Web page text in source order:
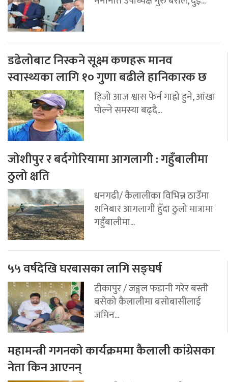
डढेलोबाट निस्कने सूक्ष्म कणहरू मानव
स्वास्थ्यका लागि १० गुणा बढीले हानिकारक छ
हिजो आज श्वास फेर्न गाह्रो हुने, आंखा
पोल्ने समस्या बढ्दै...
जोशीपुर र बर्दगोरियामा आगलागी : गहुँबालीमा
ठुलो क्षति
धनगढी/ कैलालीका विभिन्न ठाउँमा
शनिबार आगलागी हुँदा ठुलो मात्रामा
गहुँबालीमा...
५५ वर्षदेखि घरबासका लागि सङ्घर्ष
टीकापुर / जङ्गल फडानी गरेर बस्ती
बसेको कैलालीमा बसोबासीलाई
जमिन...
महामन्त्री गगनको कार्यक्रममा कैलाली कांग्रेसका
नेता किन आएनन्